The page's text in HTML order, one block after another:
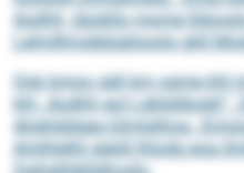
Aodhh, dgokllo mome
Lelmlllmobbüelooslo gkll
Ook kmoo säll km ogme khl
khl „Aodhh eol
Alokliddgeo-Glmlglhoa
Amlhlelhl sleöll lhlodg eoa